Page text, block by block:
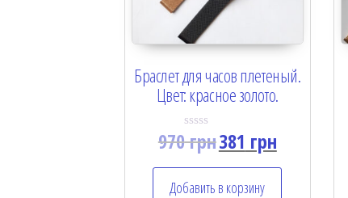
Браслет для часов плетеный.
Цвет: красное золото.
R
a
d
970грн381 грн
Добавить в корзину